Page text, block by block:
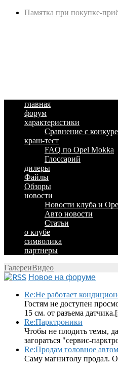
Памятка при покупке-
главная
форум
характеристики
Сравнение с
краш-тест
FAQ по Opel Mokka
Глоссарий
дилеры
Файлы
Обзоры
новости
Новости клуба и
Авто новости
Статьи
о клубе
символика
партнеры
ГалереиВидео
Новое на форуме
Re:Не работает
Гостям не доступен
15 см. от разъема
Re:Парктроники
Чтобы не плодить темы,
загораться "сервис-
Re:Продам головное
Саму магнитолу продал.